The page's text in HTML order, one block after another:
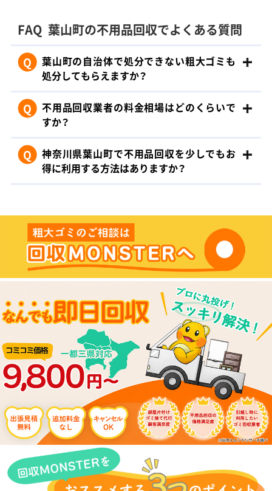
FAQ 葉山町の不用品回収でよくある質問
Q
葉山町の自治体で処分できない粗大ゴミも
処分してもらえますか？
Q
不用品回収業者の料金相場はどのくらいで
すか？
Q
神奈川県葉山町で不用品回収を少しでもお
得に利用する方法はありますか？